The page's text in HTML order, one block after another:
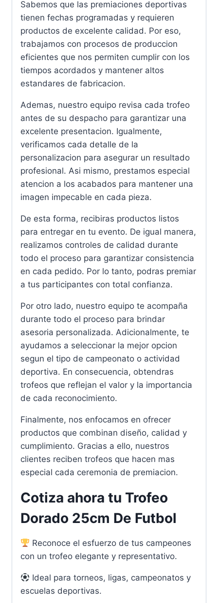
Sabemos que las premiaciones deportivas
tienen fechas programadas y requieren
productos de excelente calidad. Por eso,
trabajamos con procesos de produccion
eficientes que nos permiten cumplir con los
tiempos acordados y mantener altos
estandares de fabricacion.
Ademas, nuestro equipo revisa cada trofeo
antes de su despacho para garantizar una
excelente presentacion. Igualmente,
verificamos cada detalle de la
personalizacion para asegurar un resultado
profesional. Asi mismo, prestamos especial
atencion a los acabados para mantener una
imagen impecable en cada pieza.
De esta forma, recibiras productos listos
para entregar en tu evento. De igual manera,
realizamos controles de calidad durante
todo el proceso para garantizar consistencia
en cada pedido. Por lo tanto, podras premiar
a tus participantes con total confianza.
Por otro lado, nuestro equipo te acompaña
durante todo el proceso para brindar
asesoria personalizada. Adicionalmente, te
ayudamos a seleccionar la mejor opcion
segun el tipo de campeonato o actividad
deportiva. En consecuencia, obtendras
trofeos que reflejan el valor y la importancia
de cada reconocimiento.
Finalmente, nos enfocamos en ofrecer
productos que combinan diseño, calidad y
cumplimiento. Gracias a ello, nuestros
clientes reciben trofeos que hacen mas
especial cada ceremonia de premiacion.
Cotiza ahora tu Trofeo
Dorado 25cm De Futbol
Reconoce el esfuerzo de tus campeones
con un trofeo elegante y representativo.
Ideal para torneos, ligas, campeonatos y
escuelas deportivas.